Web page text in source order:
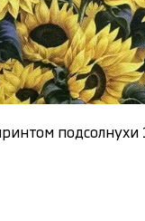
подсолнухи